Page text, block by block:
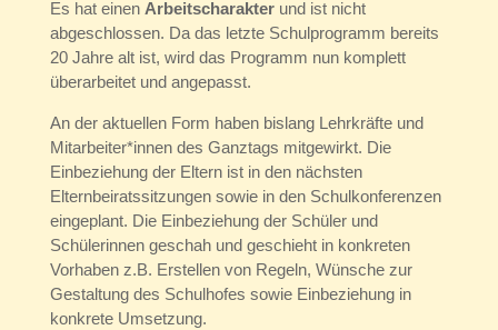
Es hat einen Arbeitscharakterund ist nicht
abgeschlossen. Da das letzte Schulprogramm bereits
20 Jahre alt ist, wird das Programm nun komplett
überarbeitet und angepasst.
An der aktuellen Form haben bislang Lehrkräfte und
Mitarbeiter*innen des Ganztags mitgewirkt. Die
Einbeziehung der Eltern ist in den nächsten
Elternbeiratssitzungen sowie in den Schulkonferenzen
eingeplant. Die Einbeziehung der Schüler und
Schülerinnen geschah und geschieht in konkreten
Vorhaben z.B. Erstellen von Regeln, Wünsche zur
Gestaltung des Schulhofes sowie Einbeziehung in
konkrete Umsetzung.